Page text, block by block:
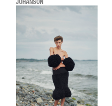
JOHANSON